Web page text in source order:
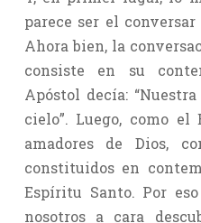
parece ser el
Ahora bien, la
consiste en su
Apóstol decía:
cielo”. Luego, como
amadores de Dios,
constituidos en
Espíritu Santo. Por
nosotros a cara